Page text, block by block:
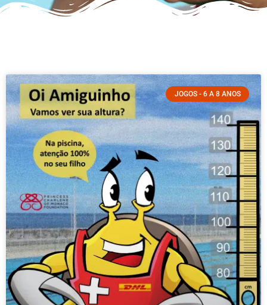
JOGOS - 6 A 8 ANOS